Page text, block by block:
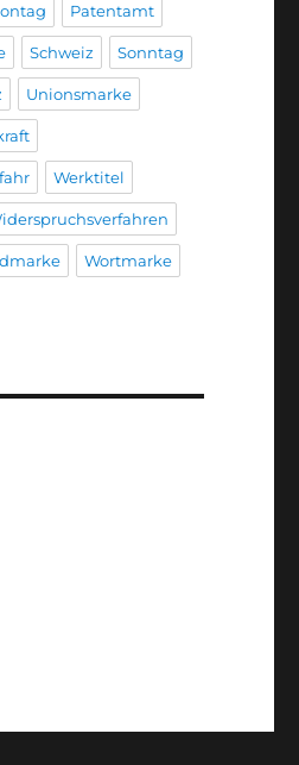
Patentamt
Schweiz Sonntag
Unionsmarke
Werktitel
Wortmarke